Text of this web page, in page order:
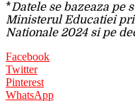
*Datele se bazeaza pe
Ministerul Educatiei
Nationale 2024 si pe
Facebook
Twitter
Pinterest
WhatsApp